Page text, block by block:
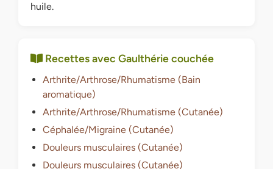
huile.
Recettes avec Gaulthérie couchée
Arthrite/Arthrose/Rhumatisme (Bain
aromatique)
Arthrite/Arthrose/Rhumatisme (Cutanée)
Céphalée/Migraine (Cutanée)
Douleurs musculaires (Cutanée)
Douleurs musculaires (Cutanée)